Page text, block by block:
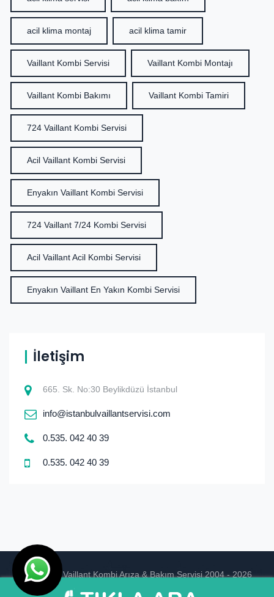
acil klima montaj acil klima tamir
Vaillant Kombi Servisi Vaillant Kombi Montajı
Vaillant Kombi Bakımı Vaillant Kombi Tamiri
724 Vaillant Kombi Servisi
Acil Vaillant Kombi Servisi
Enyakın Vaillant Kombi Servisi
724 Vaillant 7/24 Kombi Servisi
Acil Vaillant Acil Kombi Servisi
Enyakın Vaillant En Yakın Kombi Servisi
İletişim
665. Sk. No:30 Beylikdüzü İstanbul
info@istanbulvaillantservisi.com
0.535. 042 40 39
0.535. 042 40 39
© istanbul Vaillant Kombi Arıza & Bakım Servisi 2004 - 2026
Tasarım Ankara Hosting